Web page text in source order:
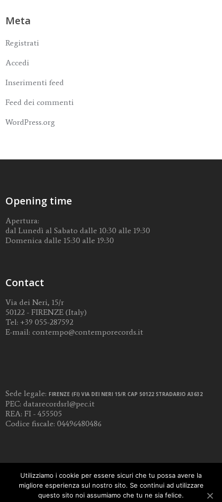
Meta
Registrati
Accedi
Inserimenti feed
Feed dei commenti
WordPress.org
Opening time
Apertura:
dal Lunedì al Sabato dalle 10:30 alle 19:30
Domenica dalle 15:30 alle 19:30
Contact
Via dei Neri, 15/r
50122 - FIRENZE (Italy)
Tel:+39 055-287592
E-mail:contempo@contemporecords.it
Sede legale: FIRENZE (FI) VIA DEI NERI 15/R CAP 50122 STRADARIO A3632
PEC:datarecordsrl@pec.it
REA: FI - 455505
Codice fiscale: 04496480486
Utilizziamo i cookie per essere sicuri che tu possa avere la
migliore esperienza sul nostro sito. Se continui ad utilizzare
questo sito noi assumiamo che tu ne sia felice.